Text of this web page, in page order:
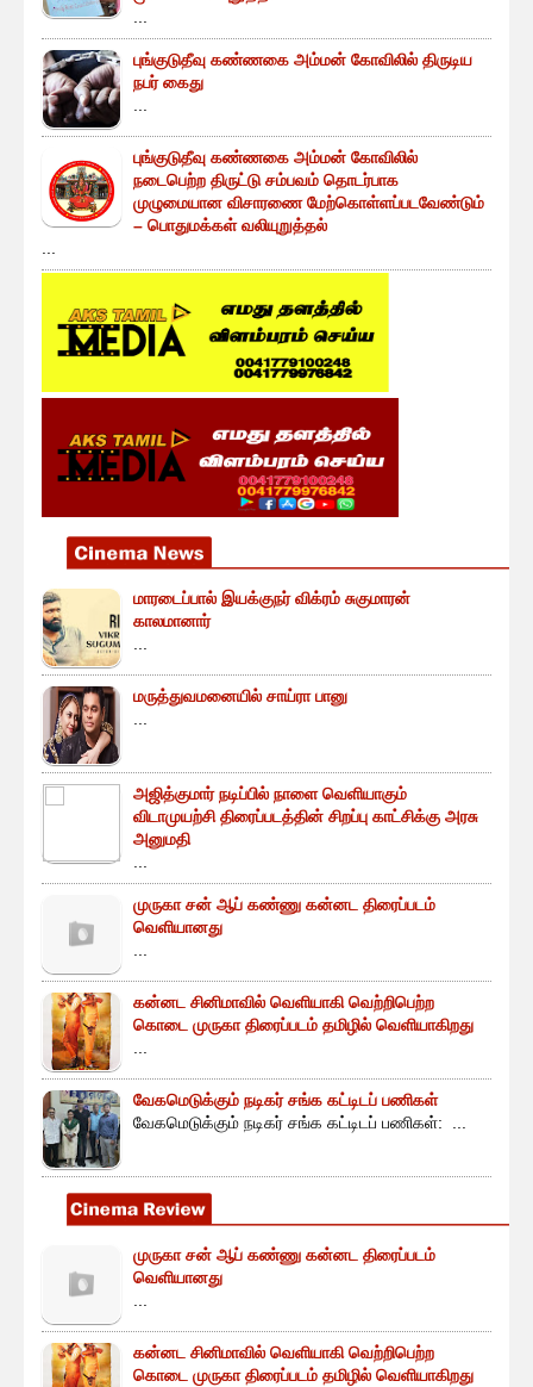
புங்குடுதீவு கண்ணகை அம்மன் கோவிலில் திருடிய
நபர் கைது
புங்குடுதீவு கண்ணகை அம்மன் கோவிலில்
நடைபெற்ற திருட்டு சம்பவம் தொடர்பாக
முழுமையான விசாரணை மேற்கொள்ளப்படவேண்டும்
– பொதுமக்கள் வலியுறுத்தல்
மாரடைப்பால் இயக்குநர் விக்ரம் சுகுமாரன்
காலமானார்
மருத்துவமனையில் சாய்ரா பானு
அஜித்குமார் நடிப்பில் நாளை வெளியாகும்
விடாமுயற்சி திரைப்படத்தின் சிறப்பு காட்சிக்கு அரசு
அனுமதி
முருகா சன் ஆப் கண்ணு கன்னட திரைப்படம்
வெளியானது
கன்னட சினிமாவில் வெளியாகி வெற்றிபெற்ற
கொடை முருகா திரைப்படம் தமிழில் வெளியாகிறது
வேகமெடுக்கும் நடிகர் சங்க கட்டிடப் பணிகள்
வேகமெடுக்கும் நடிகர் சங்க கட்டிடப் பணிகள்: ...
முருகா சன் ஆப் கண்ணு கன்னட திரைப்படம்
வெளியானது
கன்னட சினிமாவில் வெளியாகி வெற்றிபெற்ற
கொடை முருகா திரைப்படம் தமிழில் வெளியாகிறது